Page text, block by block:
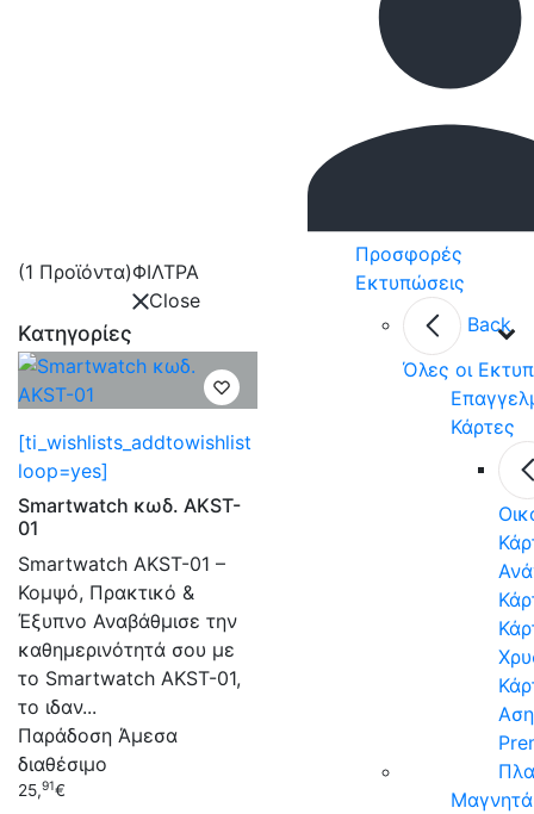
Προσφορές
Εκτυπώσεις
Back
Όλες οι
Κάρτες
(1 Προϊόντα)ΦΙΛΤΡΑ
Close
Κατηγορίες
[ti_wishlists_addtowishlist
loop=yes]
Smartwatch κωδ. AKST-
01
Smartwatch AKST-01 –
Κομψό, Πρακτικό &
Έξυπνο Αναβάθμισε την
καθημερινότητά σου με
το Smartwatch AKST-01,
το ιδαν...
Παράδοση Άμεσα
διαθέσιμο
25,91€